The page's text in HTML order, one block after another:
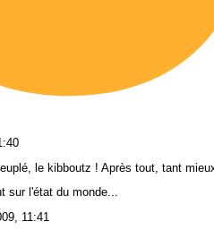
le kibboutz ! Après tout, tant
sur l'état du monde...
11:41